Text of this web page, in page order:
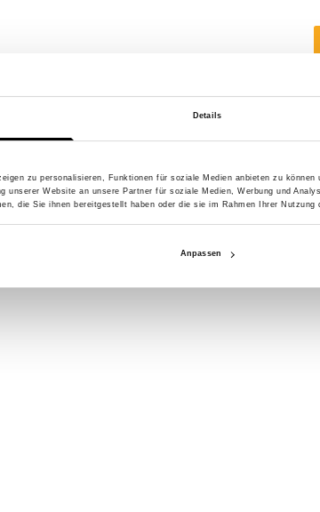
Details
zu personalisieren, Funktionen für soziale Medien anbieten zu
unserer Website an unsere Partner für soziale Medien, Werbung und
die Sie ihnen bereitgestellt haben oder die sie im Rahmen Ihrer Nutzung
Anpassen